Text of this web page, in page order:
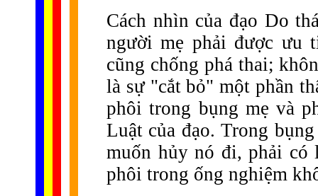
Cách nhìn của đạo Do
người mẹ phải được ưu
cũng chống phá thai;
là sự "cắt bỏ" một phần
phôi trong bụng mẹ và
Luật của đạo. Trong
muốn hủy nó đi, phải
phôi trong ống nghiệm